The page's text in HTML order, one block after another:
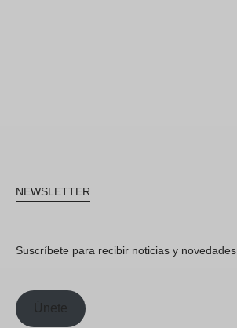
NEWSLETTER
Suscríbete para recibir noticias y novedades
Únete